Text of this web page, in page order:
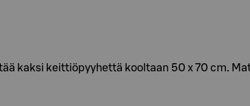
kaksi keittiöpyyhettä kooltaan 50 x 70 cm.